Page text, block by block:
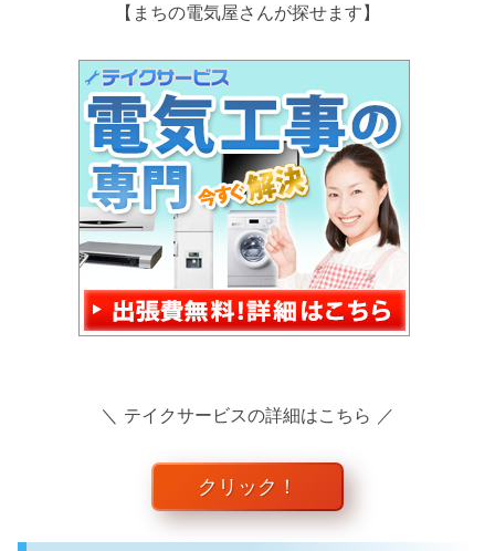
【まちの電気屋さんが探せます】
＼ テイクサービスの詳細はこちら ／
クリック！